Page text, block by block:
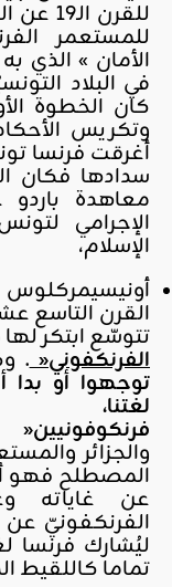
للقرن
للمستعمر
الأمان » الذي
كان الخطوة
وتكريس
أغرقت فرنسا
سدادها فكان
الإجرامي
الإسلام،
القرن التاسع
تتوسّع ابتكر
الفرنكفوني«
.
توجهوا أو بدا
فرنكوفونيين«
المصطلح فهو
عن غاياته
الفرنكفونيّ
ليُشارك فرنسا
تماما كاللقيط